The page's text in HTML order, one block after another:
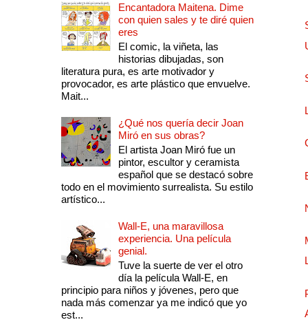
Encantadora Maitena. Dime
con quien sales y te diré quien
eres
El comic, la viñeta, las
historias dibujadas, son
literatura pura, es arte motivador y
provocador, es arte plástico que envuelve.
Mait...
¿Qué nos quería decir Joan
Miró en sus obras?
El artista Joan Miró fue un
pintor, escultor y ceramista
español que se destacó sobre
todo en el movimiento surrealista. Su estilo
artístico...
Wall-E, una maravillosa
experiencia. Una película
genial.
Tuve la suerte de ver el otro
día la película Wall-E, en
principio para niños y jóvenes, pero que
nada más comenzar ya me indicó que yo
est...